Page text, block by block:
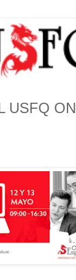
USFQ